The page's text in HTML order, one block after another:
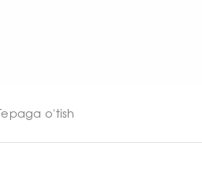
Tepaga o'tish